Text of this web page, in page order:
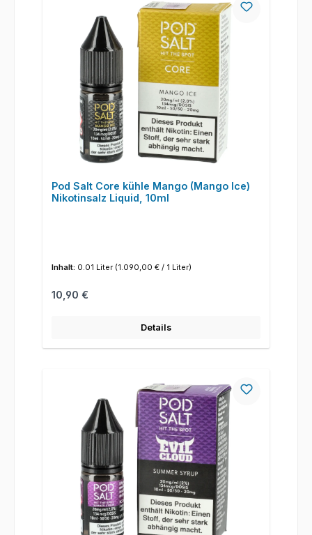
Pod Salt Core kühle Mango (Mango Ice)
Nikotinsalz Liquid, 10ml
Inhalt: 0.01 Liter (1.090,00 € / 1 Liter)
Regulärer Preis:
10,90 €
Details